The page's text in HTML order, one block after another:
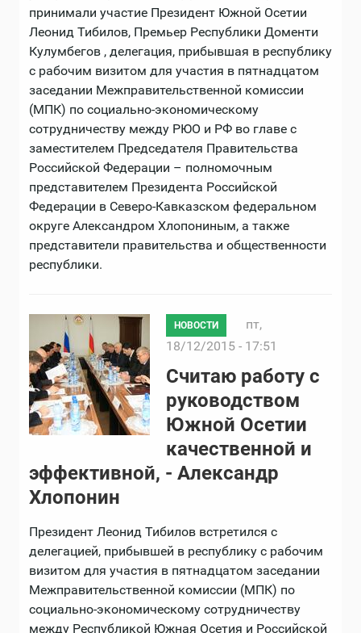
принимали участие Президент Южной Осетии
Леонид Тибилов, Премьер Республики Доменти
Кулумбегов , делегация, прибывшая в республику
с рабочим визитом для участия в пятнадцатом
заседании Межправительственной комиссии
(МПК) по социально-экономическому
сотрудничеству между РЮО и РФ во главе с
заместителем Председателя Правительства
Российской Федерации – полномочным
представителем Президента Российской
Федерации в Северо-Кавказском федеральном
округе Александром Хлопониным, а также
представители правительства и общественности
республики.
НОВОСТИ
пт,
18/12/2015 - 17:51
Считаю работу с
руководством
Южной Осетии
качественной и
эффективной, - Александр
Хлопонин
Президент Леонид Тибилов встретился с
делегацией, прибывшей в республику с рабочим
визитом для участия в пятнадцатом заседании
Межправительственной комиссии (МПК) по
социально-экономическому сотрудничеству
между Республикой Южная Осетия и Российской